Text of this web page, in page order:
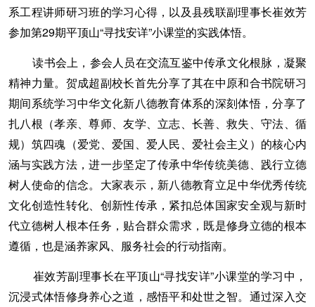
系工程讲师研习班的学习心得，以及县残联副理事长崔效芳
参加第29期平顶山“寻找安详”小课堂的实践体悟。
读书会上，参会人员在交流互鉴中传承文化根脉，凝聚
精神力量。贺成超副校长首先分享了其在中原和合书院研习
期间系统学习中华文化新八德教育体系的深刻体悟，分享了
扎八根（孝亲、尊师、友学、立志、长善、救失、守法、循
规）筑四魂（爱党、爱国、爱人民、爱社会主义）的核心内
涵与实践方法，进一步坚定了传承中华传统美德、践行立德
树人使命的信念。大家表示，新八德教育立足中华优秀传统
文化创造性转化、创新性传承，紧扣总体国家安全观与新时
代立德树人根本任务，贴合群众需求，既是修身立德的根本
遵循，也是涵养家风、服务社会的行动指南。
崔效芳副理事长在平顶山“寻找安详”小课堂的学习中，
沉浸式体悟修身养心之道，感悟平和处世之智。通过深入交